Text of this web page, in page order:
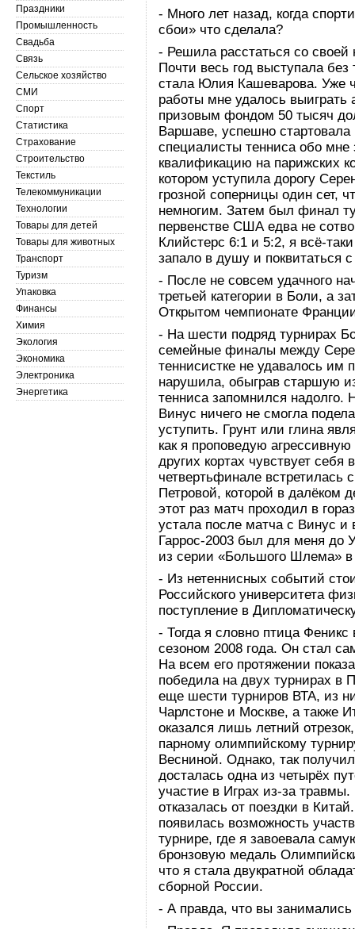
- Много лет назад, когда
сбои» что сделала?
- Решила расстаться со своей
Почти весь год выступала
стала Юлия Кашеварова. Уже
работы мне удалось выиграть
призовым фондом 50 тысяч
Варшаве, успешно стартовала
специалисты тенниса обо мне
квалификацию на парижских
котором уступила дорогу
грозной соперницы один сет,
немногим. Затем был финал
первенстве США едва не
Клийстерс 6:1 и 5:2, я всё-
запало в душу и поквитаться
- После не совсем удачного
третьей категории в Боли, а
Открытом чемпионате
- На шести подряд турнирах
семейные финалы между
теннисистке не удавалось им
нарушила, обыграв старшую
тенниса запомнился надолго.
Винус ничего не смогла
уступить. Грунт или глина
как я проповедую
других кортах чувствует
четвертьфинале встретилась
Петровой, которой в далёком
этот раз матч проходил в
устала после матча с Винус и
Гаррос-2003 был для меня
из серии «Большого Шлема» в
- Из нетеннисных событий
Российского университета
поступление в
- Тогда я словно птица
сезоном 2008 года. Он стал
На всем его протяжении
победила на двух турнирах в
еще шести турниров ВТА, из
Чарлстоне и Москве, а также
оказался лишь летний
парному олимпийскому
Весниной. Однако, так
досталась одна из четырёх
участие в Играх из-за
отказалась от поездки в
появилась возможность
турнире, где я завоевала
бронзовую медаль
что я стала двукратной
сборной России.
- А правда, что вы занимались
Праздники
Промышленность
Свадьба
Связь
Сельское хозяйство
СМИ
Спорт
Статистика
Страхование
Строительство
Текстиль
Телекоммуникации
Технологии
Товары для детей
Товары для животных
Транспорт
Туризм
Упаковка
Финансы
Химия
Экология
Экономика
Электроника
Энергетика